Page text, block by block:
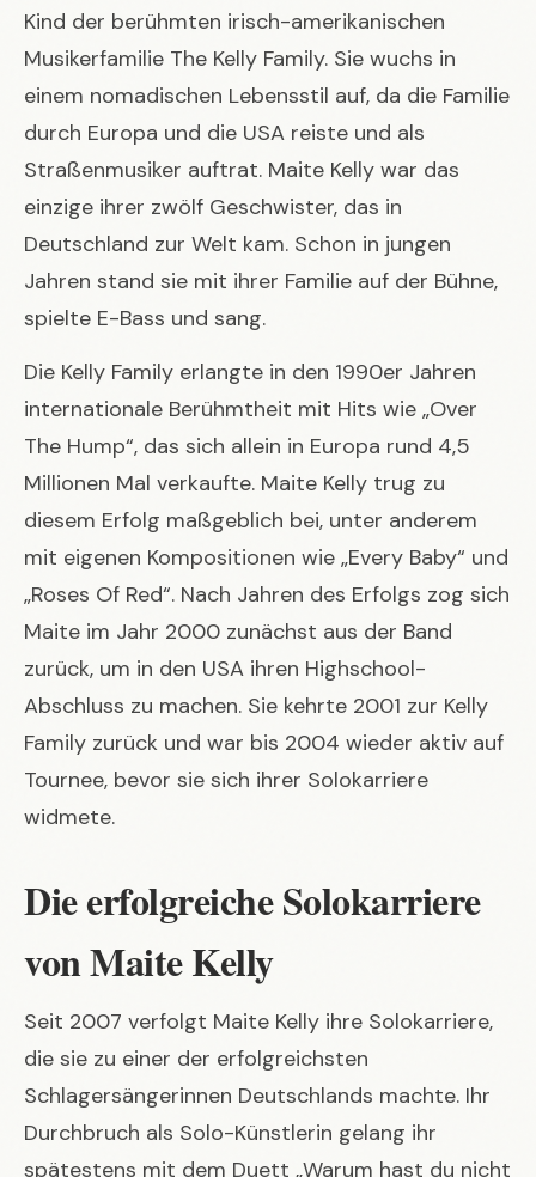
Kind der berühmten irisch-amerikanischen
Musikerfamilie The Kelly Family. Sie wuchs in
einem nomadischen Lebensstil auf, da die Familie
durch Europa und die USA reiste und als
Straßenmusiker auftrat. Maite Kelly war das
einzige ihrer zwölf Geschwister, das in
Deutschland zur Welt kam. Schon in jungen
Jahren stand sie mit ihrer Familie auf der Bühne,
spielte E-Bass und sang.
Die Kelly Family erlangte in den 1990er Jahren
internationale Berühmtheit mit Hits wie „Over
The Hump“, das sich allein in Europa rund 4,5
Millionen Mal verkaufte. Maite Kelly trug zu
diesem Erfolg maßgeblich bei, unter anderem
mit eigenen Kompositionen wie „Every Baby“ und
„Roses Of Red“. Nach Jahren des Erfolgs zog sich
Maite im Jahr 2000 zunächst aus der Band
zurück, um in den USA ihren Highschool-
Abschluss zu machen. Sie kehrte 2001 zur Kelly
Family zurück und war bis 2004 wieder aktiv auf
Tournee, bevor sie sich ihrer Solokarriere
widmete.
Die erfolgreiche Solokarriere
von Maite Kelly
Seit 2007 verfolgt Maite Kelly ihre Solokarriere,
die sie zu einer der erfolgreichsten
Schlagersängerinnen Deutschlands machte. Ihr
Durchbruch als Solo-Künstlerin gelang ihr
spätestens mit dem Duett „Warum hast du nicht